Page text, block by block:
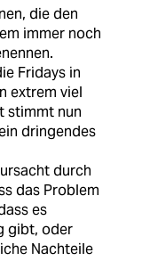
die den
immer noch
Fridays in
extrem viel
stimmt nun
dringendes
durch
das Problem
es
gibt, oder
Nachteile